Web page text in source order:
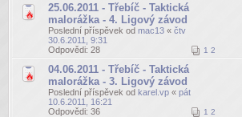
25.06.2011 - Třebíč - Taktická
malorážka - 4. Ligový závod
Poslední příspěvek od mac13 « čtv
30.6.2011, 9:31
Odpovědi: 28 1 2
04.06.2011 - Třebíč - Taktická
malorážka - 3. Ligový závod
Poslední příspěvek od karel.vp « pát
10.6.2011, 16:21
Odpovědi: 36 1 2